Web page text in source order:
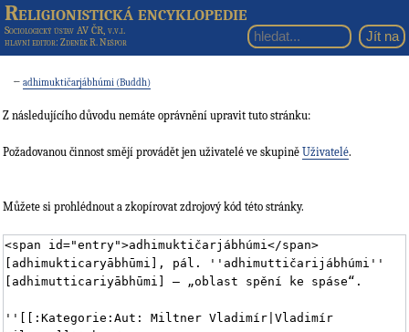
Religionistická encyklopedie
Sociologický ústav AV ČR, v.v.i.
hlavní editor: Zdeněk R. Nešpor
←adhimuktičarjábhúmi (Buddh)
Z následujícího důvodu nemáte oprávnění upravit tuto stránku:
Požadovanou činnost smějí provádět jen uživatelé ve skupině Uživatelé.
Můžete si prohlédnout a zkopírovat zdrojový kód této stránky.